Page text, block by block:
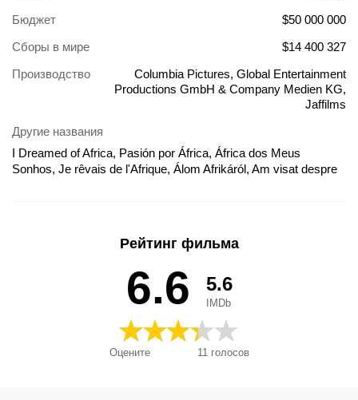
Бюджет
$50 000 000
Сборы в мире
$14 400 327
Производство
Columbia Pictures, Global Entertainment
Productions GmbH & Company Medien KG,
Jaffilms
Другие названия
I Dreamed of Africa, Pasión por África, África dos Meus
Sonhos, Je rêvais de l'Afrique, Álom Afrikáról, Am visat despre
Ονειρεύτηκα την Αφρική, Мечтах за Африка, Я мечтала об
África de meus Sonhos
Рейтинг фильма
6.6
Оцените 11голосов
5.6
IMDb